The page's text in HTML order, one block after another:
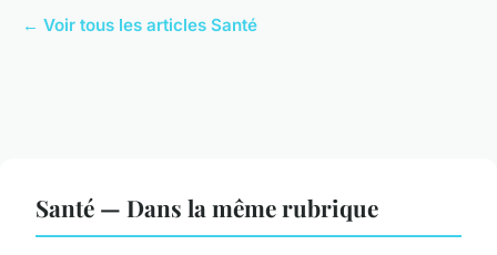
← Voir tous les articles Santé
Santé — Dans la même rubrique